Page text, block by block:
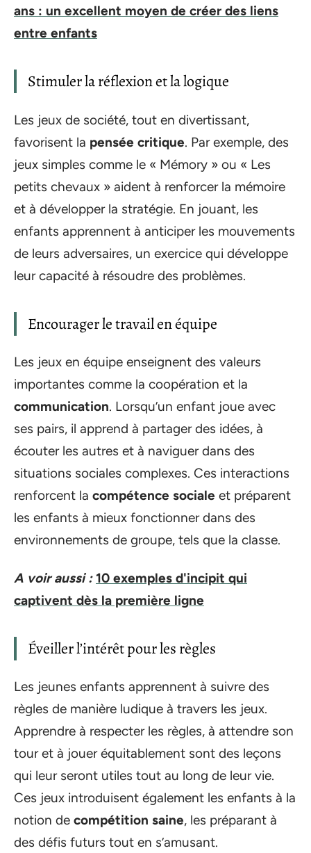
ans : un excellent moyen de créer des liens
entre enfants
Stimuler la réflexion et la logique
Les jeux de société, tout en divertissant,
favorisent la pensée critique. Par exemple, des
jeux simples comme le « Mémory » ou « Les
petits chevaux » aident à renforcer la mémoire
et à développer la stratégie. En jouant, les
enfants apprennent à anticiper les mouvements
de leurs adversaires, un exercice qui développe
leur capacité à résoudre des problèmes.
Encourager le travail en équipe
Les jeux en équipe enseignent des valeurs
importantes comme la coopération et la
communication. Lorsqu’un enfant joue avec
ses pairs, il apprend à partager des idées, à
écouter les autres et à naviguer dans des
situations sociales complexes. Ces interactions
renforcent la compétence sociale et préparent
les enfants à mieux fonctionner dans des
environnements de groupe, tels que la classe.
A voir aussi : 10 exemples d'incipit qui
captivent dès la première ligne
Éveiller l’intérêt pour les règles
Les jeunes enfants apprennent à suivre des
règles de manière ludique à travers les jeux.
Apprendre à respecter les règles, à attendre son
tour et à jouer équitablement sont des leçons
qui leur seront utiles tout au long de leur vie.
Ces jeux introduisent également les enfants à la
notion de compétition saine, les préparant à
des défis futurs tout en s’amusant.